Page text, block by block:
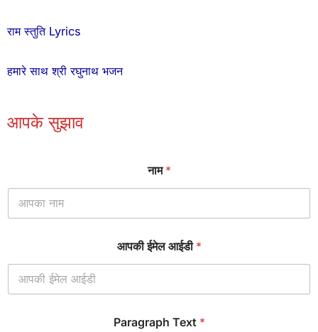
राम स्तुति Lyrics
हमारे साथ श्री रघुनाथ भजन
आपके सुझाव
नाम*
आपकी ईमेल आईडी *
ना
Paragraph Text *